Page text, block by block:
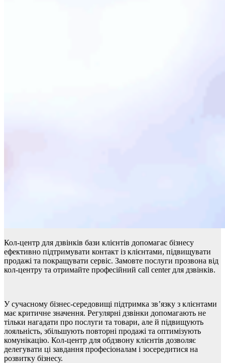
Кол-центр для дзвінків бази клієнтів допомагає бізнесу
ефективно підтримувати контакт із клієнтами, підвищувати
продажі та покращувати сервіс. Замовте послуги прозвона від
кол-центру та отримайте професійний call center для дзвінків.
У сучасному бізнес-середовищі підтримка зв’язку з клієнтами
має критичне значення. Регулярні дзвінки допомагають не
тільки нагадати про послуги та товари, але й підвищують
лояльність, збільшують повторні продажі та оптимізують
комунікацію. Кол-центр для обдзвону клієнтів дозволяє
делегувати ці завдання професіоналам і зосередитися на
розвитку бізнесу.